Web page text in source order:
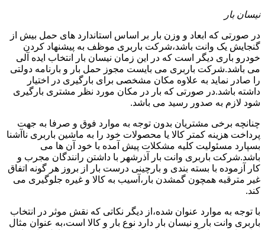
نیسان بار
در صورتی که ابعاد و وزن بار بر اساس استاندارد های حمل بیش از
گنجایش یک وانت باشد،شرکت باربری موظف به پیشنهاد کردن
خودرو باری دیگر است که در این زمان نیسان بار انتخاب ایده آلی
می باشد.شرکت باربری می بایست مجوز حمل بار و بارنامه دولتی
را صادر نماید به علاوه مکان مشخصی برای بارگیری در اختیار
داشته باشد.در صورتی که بار در مکان مورد نظر مشتری بارگیری
شود لازم به صدور رسید می باشد.
چنانچه برخی مشتریان بدون توجه به موارد فوق و صرفا به جهت
پرداخت هزینه کمتر کالا یا محصولات خود را به ماشین باربری ناآشنا
بسپارد مسئولیت کلیه مشکلات پیش آمده با خود آن ها می
باشد.شرکت باربری وانت بار آذرشهر با داشتن رانندگان مجرب و
کار آزموده با بسته بندی و بارچینی درست بار از بروز هر گونه اتفاق
غیر مترقبه همچون گمشدن بار،آسیب به کالا و غیره جلوگیری می
کند.
با توجه به موارد عنوان شده،از دیگر نکاتی که نقش موثر در انتخاب
باربری وانت بار و نیسان بار دارد نوع بار و کالا است،به عنوان مثال